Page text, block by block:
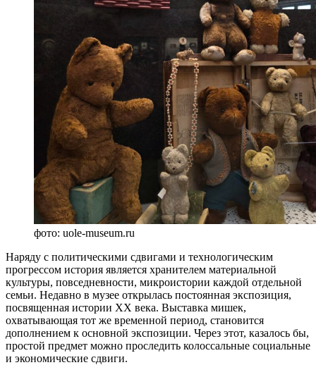
фото: uole-museum.ru
Наряду с политическими сдвигами и технологическим
прогрессом история является хранителем материальной
культуры, повседневности, микроистории каждой отдельной
семьи. Недавно в музее открылась постоянная экспозиция,
посвященная истории XX века. Выставка мишек,
охватывающая тот же временной период, становится
дополнением к основной экспозиции. Через этот, казалось бы,
простой предмет можно проследить колоссальные социальные
и экономические сдвиги.